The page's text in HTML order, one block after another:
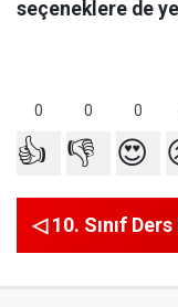
seçeneklere de
0 0 0
👍 👎 😍
◁ 10. Sınıf